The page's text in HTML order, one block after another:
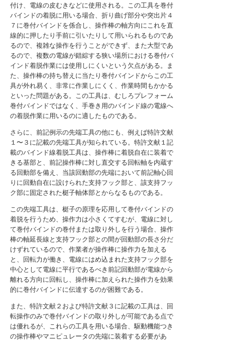
付け、電線の皮むきなどに使用される。この工具を巻付
バインドの着脱に用いる場合、折り曲げ部分や突出片４
７に巻付バインドを係合し、操作棒の軸方向にこれを直
線的に押したり手前に引いたりして用いられるものであ
るので、複雑な操作を行うことができず、また大型であ
るので、複数の電線が錯綜する狭い場所における巻付バ
インド着脱作業には使用しにくいという欠点がある。ま
た、操作棒の持ち替えに当たり巻付バインドからこの工
具が外れ易く、非常に作業しにくく、作業時間もかかる
といった問題がある。この工具は、むしろプレフォーム
巻付バインドではなく、手巻き用のバインド線の電線へ
の着脱作業に用いるのに適したものである。
さらに、前記例示の先端工具の他にも、例えば特許文献
１〜３に記載の先端工具が知られている。特許文献１記
載のバインド線着脱工具は、操作棒に着脱自在に装着で
きる基部と、前記操作棒に対し直交する回転軸を内蔵す
る回動部を備え、当該回動部の先端において前記軸心回
りに回動自在に設けられた支持フック部と、該支持フッ
ク部に固定された梃子軸体部とからなるものである。
この先端工具は、梃子の原理を応用して巻付バインドの
着脱を行うため、操作力は小さくてすむが、電線に対し
て巻付バインドの巻付または取り外しを行う場合、操作
棒の軸延長線と支持フック部との間が回動部の長さ分だ
けずれているので、作業者が操作棒に操作力を加える
と、回転力が働き、電線にはめ込まれた支持フック部を
中心として電線に平行であるべき前記回動部が電線から
離れる方向に回転し、操作棒に加えられた操作力を効果
的に巻付バインドに伝達するのが困難である。
また、特許文献２および特許文献３に記載の工具は、回
転操作のみで巻付バインドの取り外しが可能である点で
は優れるが、これらの工具を用いる場合、駆動機能つき
の操作棒やマニピュレータの先端に装着する必要があ